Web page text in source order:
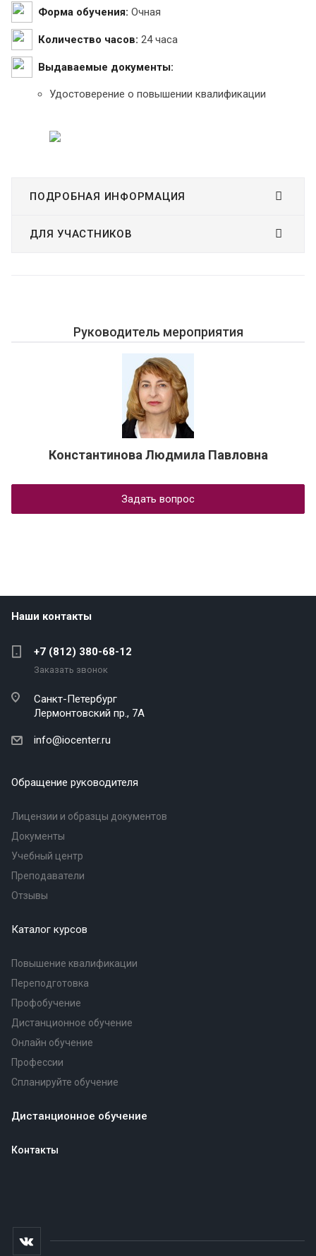
Форма обучения: Очная
Количество часов: 24 часа
Выдаваемые документы:
Удостоверение о повышении квалификации
ПОДРОБНАЯ ИНФОРМАЦИЯ
ДЛЯ УЧАСТНИКОВ
Руководитель мероприятия
Константинова Людмила Павловна
Задать вопрос
Наши контакты
+7 (812) 380-68-12
Заказать звонок
Санкт-Петербург
Лермонтовский пр., 7А
info@iocenter.ru
Обращение руководителя
Лицензии и образцы документов
Документы
Учебный центр
Преподаватели
Отзывы
Каталог курсов
Повышение квалификации
Переподготовка
Профобучение
Дистанционное обучение
Онлайн обучение
Профессии
Спланируйте обучение
Дистанционное обучение
Контакты